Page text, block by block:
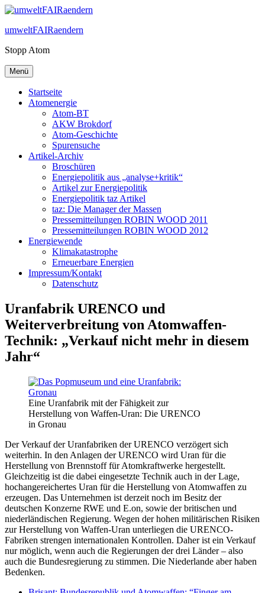
Zum
springen
umweltFAIRaendern
Stopp Atom
Menü
Startseite
Atomenergie
Atom-BT
AKW Brokdorf
Atom-Geschichte
Spurensuche
Artikel-Archiv
Broschüren
Energiepolitik aus „analyse+kritik“
Artikel zur Energiepolitik
Energiepolitik taz Artikel
taz: Die Manager der Massen
Pressemitteilungen ROBIN WOOD 2011
Pressemitteilungen ROBIN WOOD 2012
Energiewende
Klimakatastrophe
Erneuerbare Energien
Impressum/Kontakt
Datenschutz
Uranfabrik URENCO und
Weiterverbreitung von Atomwaffen-
Technik: „Verkauf nicht mehr in diesem
Jahr“
Eine Uranfabrik mit der Fähigkeit zur
Herstellung von Waffen-Uran: Die URENCO
in Gronau
Der Verkauf der Uranfabriken der URENCO verzögert sich
weiterhin. In den Anlagen der URENCO wird Uran für die
Herstellung von Brennstoff für Atomkraftwerke hergestellt.
Gleichzeitig ist die dabei eingesetzte Technik auch in der Lage,
hochangereichertes Uran für die Herstellung von Atomwaffen zu
erzeugen. Das Unternehmen ist derzeit noch im Besitz der
deutschen Konzerne RWE und E.on, sowie der britischen und
niederländischen Regierung. Wegen der hohen militärischen Risiken
zur Herstellung von Waffen-Uran unterliegen die URENCO-
Fabriken strengen internationalen Kontrollen. Daher ist ein Verkauf
nur möglich, wenn auch die Regierungen der drei Länder – also
auch die Bundesregierung zu stimmen. Die Niederlande aber haben
Bedenken.